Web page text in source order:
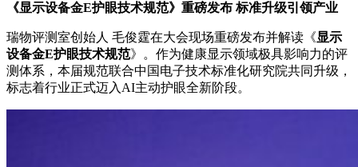
《显示设备金E护眼技术规范》重磅发布 标准升级引领产业
瑞物评测室创始人 毛俊霆在大会现场重磅发布并解读《显示
设备金E护眼技术规范》。作为健康显示领域极具影响力的评
测体系，本届规范联合中国电子技术标准化研究院共同升级，
标志着行业正式迈入AI主动护眼全新阶段。